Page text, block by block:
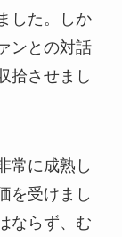
した。しか
ンとの対話
拾させまし
常に成熟し
を受けまし
ならず、む